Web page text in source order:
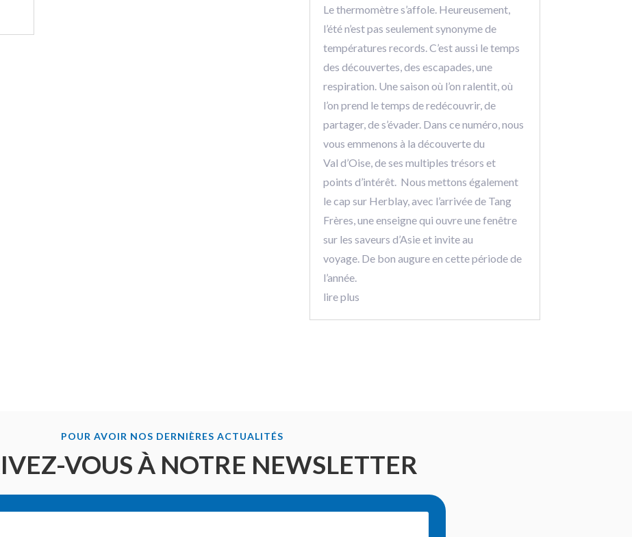
Le thermomètre s’affole. Heureusement,
l’été n’est pas seulement synonyme de
températures records. C’est aussi le temps
des découvertes, des escapades, une
respiration. Une saison où l’on ralentit, où
l’on prend le temps de redécouvrir, de
partager, de s’évader. Dans ce numéro, nous
vous emmenons à la découverte du
Val d’Oise, de ses multiples trésors et
points d’intérêt. Nous mettons également
le cap sur Herblay, avec l’arrivée de Tang
Frères, une enseigne qui ouvre une fenêtre
sur les saveurs d’Asie et invite au
voyage. De bon augure en cette période de
l’année.
lire plus
POUR AVOIR NOS DERNIÈRES ACTUALITÉS
VOUS À NOTRE NEWSLETTER